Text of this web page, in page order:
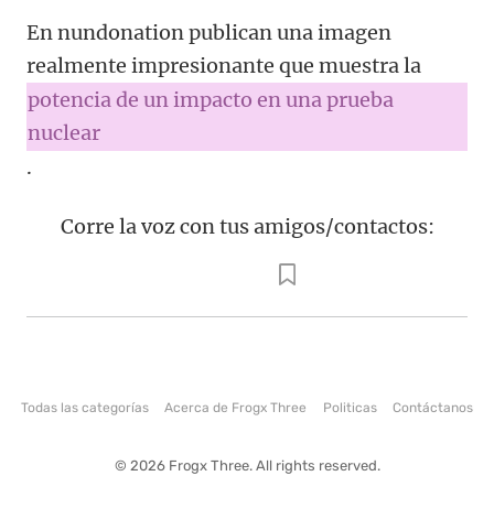
En nundonation publican una imagen
realmente impresionante que muestra la
potencia de un impacto en una prueba
nuclear
.
Corre la voz con tus amigos/contactos:
Todas las categorías Acerca de Frogx Three Politicas Contáctanos
© 2026 Frogx Three. All rights reserved.